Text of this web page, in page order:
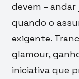
devem –
quando o
exigente.
glamour,
iniciativa que